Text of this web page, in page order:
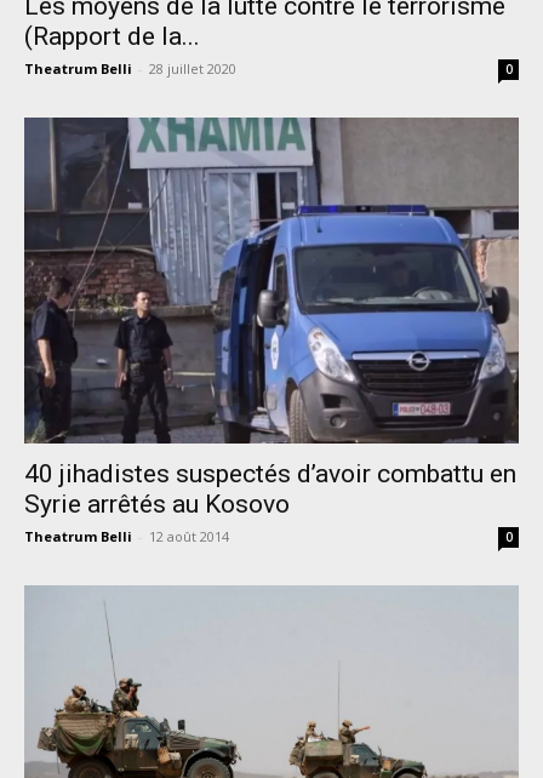
(Rapport de la...
Theatrum Belli - 28 juillet 2020 0
40 jihadistes suspectés d’avoir combattu en
Syrie arrêtés au Kosovo
Theatrum Belli - 12 août 2014 0